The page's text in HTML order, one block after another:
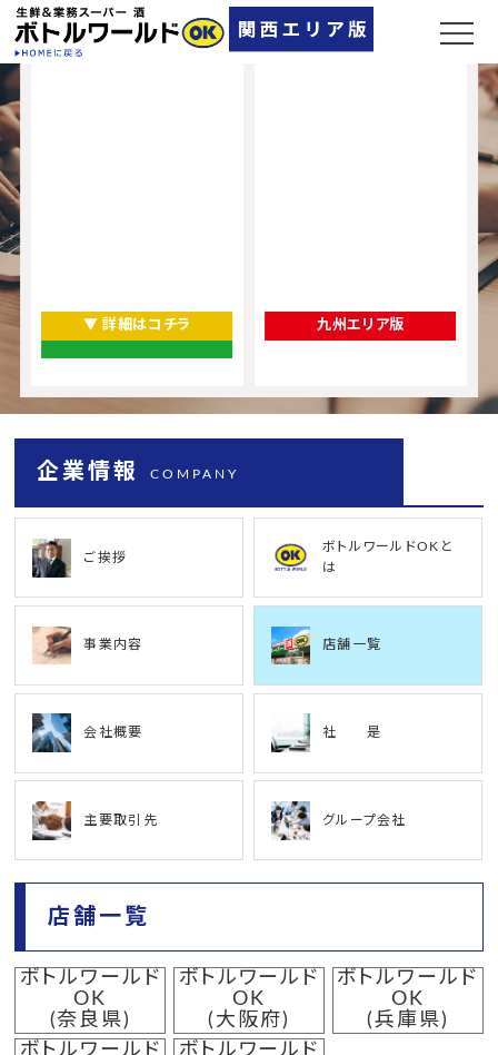
▼ 詳細はコチラ 九州エリア版
企業情報 COMPANY
ご挨拶
ボトルワールドOKと
は
事業内容 店舗一覧
会社概要 社 是
主要取引先 グループ会社
店舗一覧
ボトルワールド
OK
(奈良県)
ボトルワールド
OK
(大阪府)
ボトルワールド
OK
(兵庫県)
ボトルワールド
ボトルワールド